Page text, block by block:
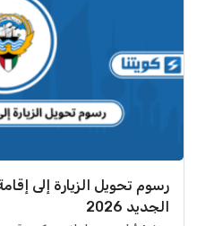
رسوم تحويل الزيارة إلى
الجديد 2026